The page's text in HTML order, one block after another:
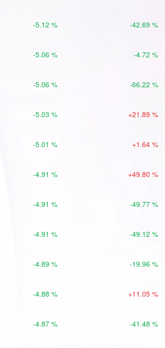
-5.12 % -42.69 %
-5.06 % -4.72 %
-5.06 % -66.22 %
-5.03 % +21.89 %
-5.01 % +1.64 %
-4.91 % +49.80 %
-4.91 % -49.77 %
-4.91 % -49.12 %
-4.89 % -19.96 %
-4.88 % +11.05 %
-4.87 % -41.48 %